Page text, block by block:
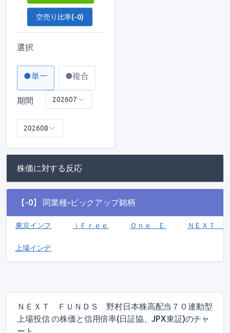
空売り比率(-0)
選択
●単一 ●複合
期間
株価に対する反応
【-0】 同業種-ピックアップ銘柄
東京インフラ・エネルギー投資法人(9285)
ｉＦｒｅｅＥＴＦ 東証ＲＥＩＴ Ｃｏｒｅ指
Ｏｎｅ ＥＴＦ 南方 中国Ａ
ＮＥＸＴ Ｆ
上場インデックスファンド米国株式（Ｓ＆Ｐ５００）為替ヘッジ
ＮＥＸＴ ＦＵＮＤＳ 野村日本株高配当７０連動型
上場投信 の株価と信用倍率(日証協、JPX東証)のチャ
ート